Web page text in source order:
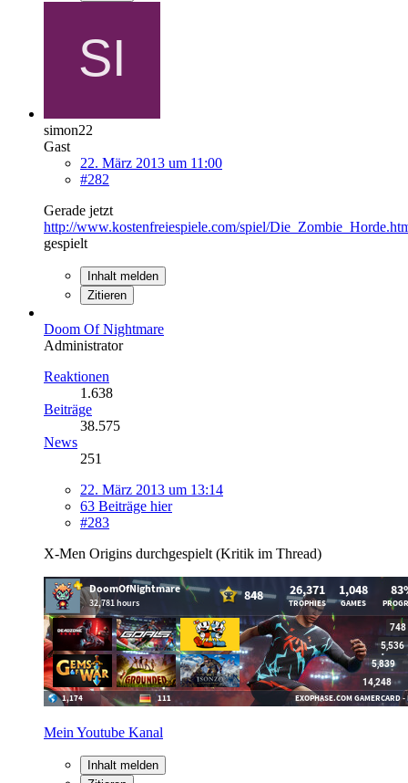
simon22
Gast
22. März 2013 um 11:00
#282
Gerade jetzt
http://www.kostenfreiespiele.com/spiel/
gespielt
Inhalt melden
Zitieren
Doom Of Nightmare
Administrator
Reaktionen
1.638
Beiträge
38.575
News
251
22. März 2013 um 13:14
63 Beiträge hier
#283
X-Men Origins durchgespielt (Kritik im Thread)
Mein Youtube Kanal
Inhalt melden